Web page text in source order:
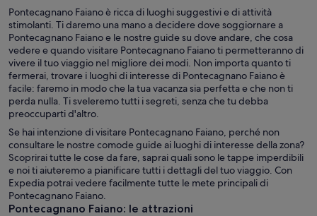
Pontecagnano Faiano è ricca di luoghi suggestivi e di attività
stimolanti. Ti daremo una mano a decidere dove soggiornare a
Pontecagnano Faiano e le nostre guide su dove andare, che cosa
vedere e quando visitare Pontecagnano Faiano ti permetteranno di
vivere il tuo viaggio nel migliore dei modi. Non importa quanto ti
fermerai, trovare i luoghi di interesse di Pontecagnano Faiano è
facile: faremo in modo che la tua vacanza sia perfetta e che non ti
perda nulla. Ti sveleremo tutti i segreti, senza che tu debba
preoccuparti d'altro.
Se hai intenzione di visitare Pontecagnano Faiano, perché non
consultare le nostre comode guide ai luoghi di interesse della zona?
Scoprirai tutte le cose da fare, saprai quali sono le tappe imperdibili
e noi ti aiuteremo a pianificare tutti i dettagli del tuo viaggio. Con
Expedia potrai vedere facilmente tutte le mete principali di
Pontecagnano Faiano.
Pontecagnano Faiano: le attrazioni